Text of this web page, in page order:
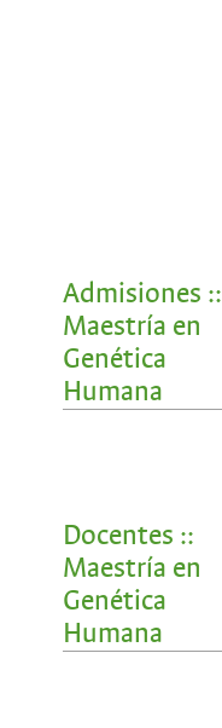
Admisiones ::
Maestría en
Genética
Humana
Docentes ::
Maestría en
Genética
Humana